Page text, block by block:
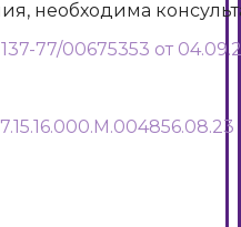
необходима
77/00675353 от